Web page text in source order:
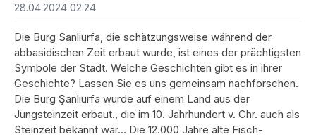
28.04.2024 02:24
Die Burg Sanliurfa, die schätzungsweise während der
abbasidischen Zeit erbaut wurde, ist eines der prächtigsten
Symbole der Stadt. Welche Geschichten gibt es in ihrer
Geschichte? Lassen Sie es uns gemeinsam nachforschen.
Die Burg Şanlıurfa wurde auf einem Land aus der
Jungsteinzeit erbaut., die im 10. Jahrhundert v. Chr. auch als
Steinzeit bekannt war… Die 12.000 Jahre alte Fisch-